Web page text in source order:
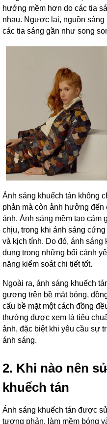
hướng mềm hơn do các tia
nhau. Ngược lại, nguồn
các tia sáng gần như song
Ánh sáng khuếch tán không
phản mà còn ảnh hưởng đến
ảnh. Ánh sáng mềm tạo cảm
chịu, trong khi ánh sáng
và kịch tính. Do đó, ánh
dụng trong những bối cảnh
năng kiểm soát chi tiết tốt.
Ngoài ra, ánh sáng khuếch
gương trên bề mặt bóng,
cấu bề mặt một cách đồng
thường được xem là tiêu
ảnh, đặc biệt khi yêu cầu sự
ánh sáng.
2. Khi nào nên
khuếch tán
Ánh sáng khuếch tán được
tương phản, làm mềm bóng